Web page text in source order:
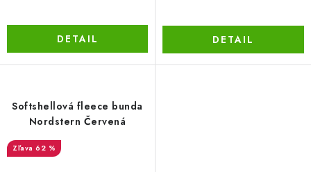
DETAIL DETAIL
Softshellová fleece bunda
Nordstern Červená
62 %